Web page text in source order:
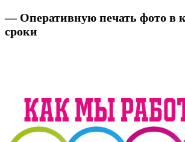
— Оперативную печать фото в
сроки